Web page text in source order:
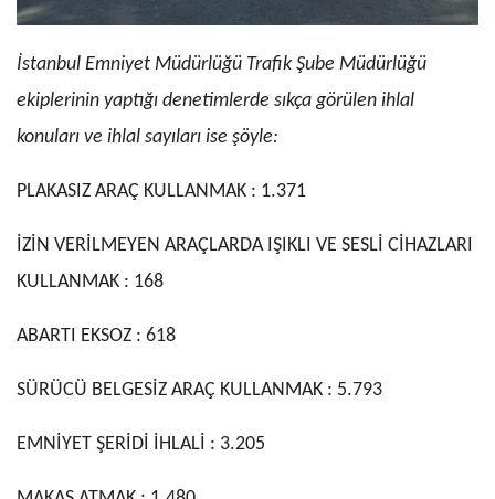
İstanbul Emniyet Müdürlüğü Trafik Şube Müdürlüğü
ekiplerinin yaptığı denetimlerde sıkça görülen ihlal
konuları ve ihlal sayıları ise şöyle:
PLAKASIZ ARAÇ KULLANMAK : 1.371
İZİN VERİLMEYEN ARAÇLARDA IŞIKLI VE SESLİ CİHAZLARI
KULLANMAK : 168
ABARTI EKSOZ : 618
SÜRÜCÜ BELGESİZ ARAÇ KULLANMAK : 5.793
EMNİYET ŞERİDİ İHLALİ : 3.205